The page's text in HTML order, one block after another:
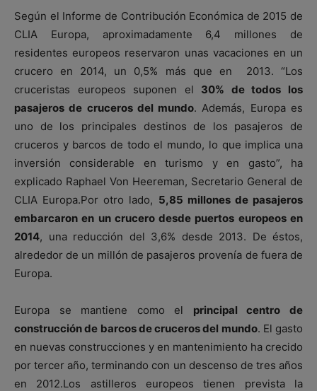
Según el Informe de Contribución Económica de 2015 de
CLIA Europa, aproximadamente 6,4 millones de
residentes europeos reservaron unas vacaciones en un
crucero en 2014, un 0,5% más que en 2013. “Los
cruceristas europeos suponen el 30% de todos los
pasajeros de cruceros del mundo. Además, Europa es
uno de los principales destinos de los pasajeros de
cruceros y barcos de todo el mundo, lo que implica una
inversión considerable en turismo y en gasto”, ha
explicado Raphael Von Heereman, Secretario General de
CLIA Europa.Por otro lado, 5,85 millones de pasajeros
embarcaron en un crucero desde puertos europeos en
2014, una reducción del 3,6% desde 2013. De éstos,
alrededor de un millón de pasajeros provenía de fuera de
Europa.
Europa se mantiene como el principal centro de
construcción de barcos de cruceros del mundo. El gasto
en nuevas construcciones y en mantenimiento ha crecido
por tercer año, terminando con un descenso de tres años
en 2012.Los astilleros europeos tienen prevista la